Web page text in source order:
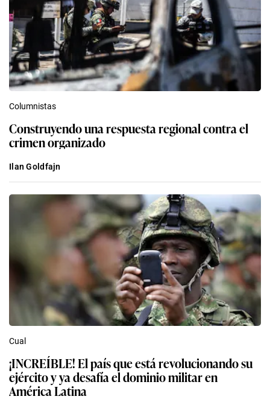
Columnistas
Construyendo una respuesta regional contra el
crimen organizado
Ilan Goldfajn
Cual
¡INCREÍBLE! El país que está revolucionando su
ejército y ya desafía el dominio militar en
América Latina